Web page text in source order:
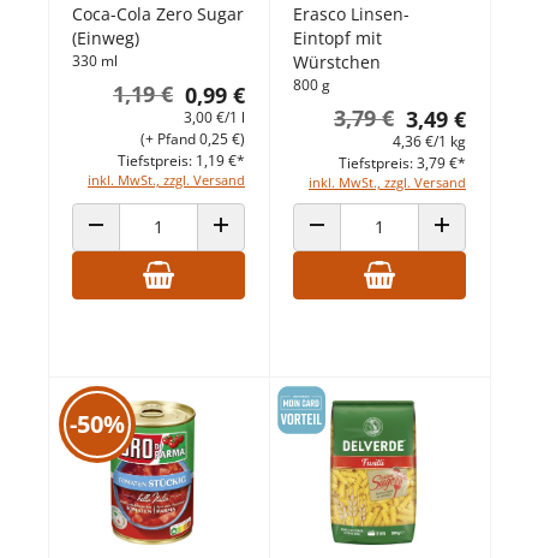
Coca-Cola Zero Sugar
(Einweg)
330 ml
0,99 €
1,19 €
3,00 €/1 l
inkl. MwSt., zzgl. Versand
(+ Pfand 0,25 €)
Tiefstpreis: 1,19 €*
ANZAHL VERRINGERNANZAHL ERHÖHEN
Erasco Linsen-
Eintopf mit
Würstchen
800 g
3,49 €
3,79 €
4,36 €/1 kg
inkl. MwSt., zzgl. Versand
Tiefstpreis: 3,79 €*
ANZAHL VERRINGERNANZAHL
-50%